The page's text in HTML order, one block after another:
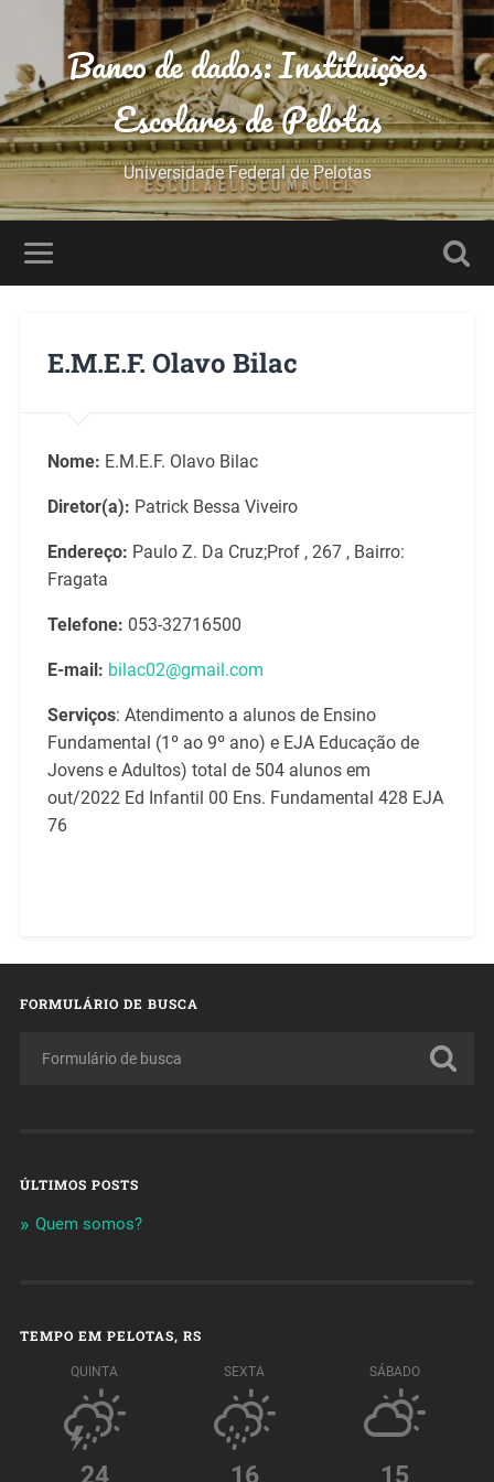
Banco de dados: Instituições
Escolares de Pelotas
Universidade Federal de Pelotas
E.M.E.F. Olavo Bilac
Nome: E.M.E.F. Olavo Bilac
Diretor(a): Patrick Bessa Viveiro
Endereço: Paulo Z. Da Cruz;Prof , 267 , Bairro:
Fragata
Telefone: 053-32716500
E-mail: bilac02@gmail.com
Serviços: Atendimento a alunos de Ensino
Fundamental (1º ao 9º ano) e EJA Educação de
Jovens e Adultos) total de 504 alunos em
out/2022 Ed Infantil 00 Ens. Fundamental 428 EJA
76
FORMULÁRIO DE BUSCA
ÚLTIMOS POSTS
Quem somos?
TEMPO EM PELOTAS, RS
QUINTA
24
SEXTA
16
SÁBADO
15